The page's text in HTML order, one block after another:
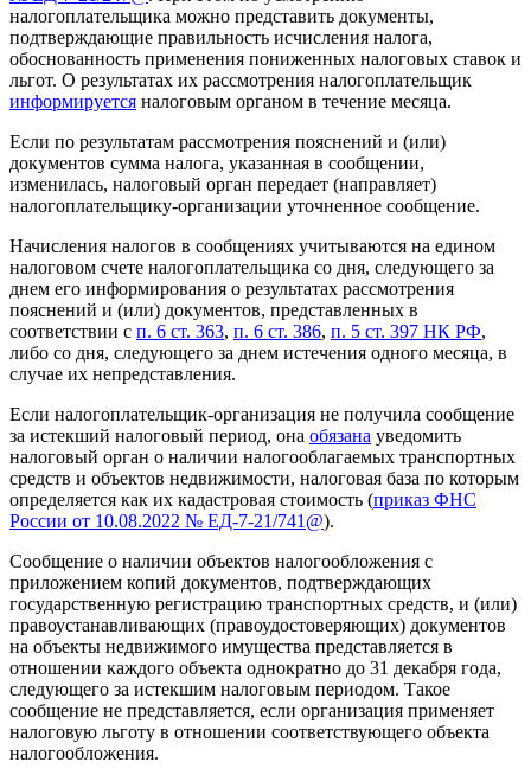
налогоплательщика можно представить документы,
подтверждающие правильность исчисления налога,
обоснованность применения пониженных налоговых ставок и
льгот. О результатах их рассмотрения налогоплательщик
информируется налоговым органом в течение месяца.
Если по результатам рассмотрения пояснений и (или)
документов сумма налога, указанная в сообщении,
изменилась, налоговый орган передает (направляет)
налогоплательщику-организации уточненное сообщение.
Начисления налогов в сообщениях учитываются на едином
налоговом счете налогоплательщика со дня, следующего за
днем его информирования о результатах рассмотрения
пояснений и (или) документов, представленных в
соответствии с п. 6 ст. 363, п. 6 ст. 386, п. 5 ст. 397 НК РФ,
либо со дня, следующего за днем истечения одного месяца, в
случае их непредставления.
Если налогоплательщик-организация не получила сообщение
за истекший налоговый период, она обязана уведомить
налоговый орган о наличии налогооблагаемых транспортных
средств и объектов недвижимости, налоговая база по которым
определяется как их кадастровая стоимость (приказ ФНС
России от 10.08.2022 № ЕД-7-21/741@).
Сообщение о наличии объектов налогообложения с
приложением копий документов, подтверждающих
государственную регистрацию транспортных средств, и (или)
правоустанавливающих (правоудостоверяющих) документов
на объекты недвижимого имущества представляется в
отношении каждого объекта однократно до 31 декабря года,
следующего за истекшим налоговым периодом. Такое
сообщение не представляется, если организация применяет
налоговую льготу в отношении соответствующего объекта
налогообложения.